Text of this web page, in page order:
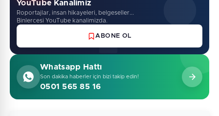
YouTube Kanalimiz
Roportajlar, insan hikayeleri, belgeseller...
Binlercesi YouTube kanalimizda.
ABONE OL
Whatsapp Hattı
Son dakika haberler için bizi takip edin!
0501 565 85 16